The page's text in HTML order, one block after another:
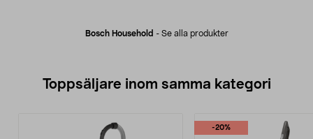
Bosch Household - Se alla produkter
Toppsäljare inom samma kategori
-20%